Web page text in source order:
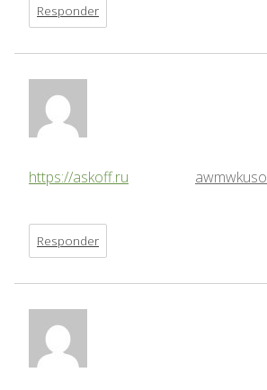
Responder
awmwkuso
https://askoff.ru
Responder